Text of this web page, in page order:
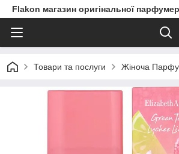
Flakon магазин оригінальної
Товари та послуги Жіноча